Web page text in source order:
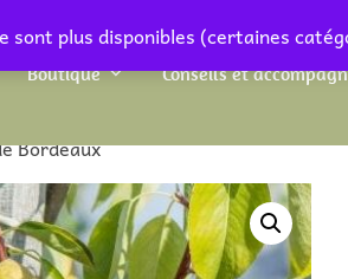
sont plus disponibles (certaines
Boutique Conseils et
Bordeaux